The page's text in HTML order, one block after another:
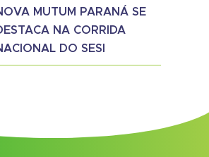
MUTUM PARANÁ SE
NA CORRIDA
DO SESI